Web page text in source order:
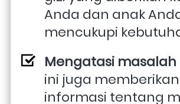
Anda dan anak
mencukupi
Mengatasi masalah
ini juga memberikan
informasi tentang